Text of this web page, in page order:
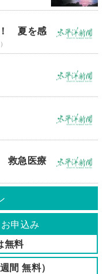
！ 夏を感
救急医療
お申込み
無料
間 無料）